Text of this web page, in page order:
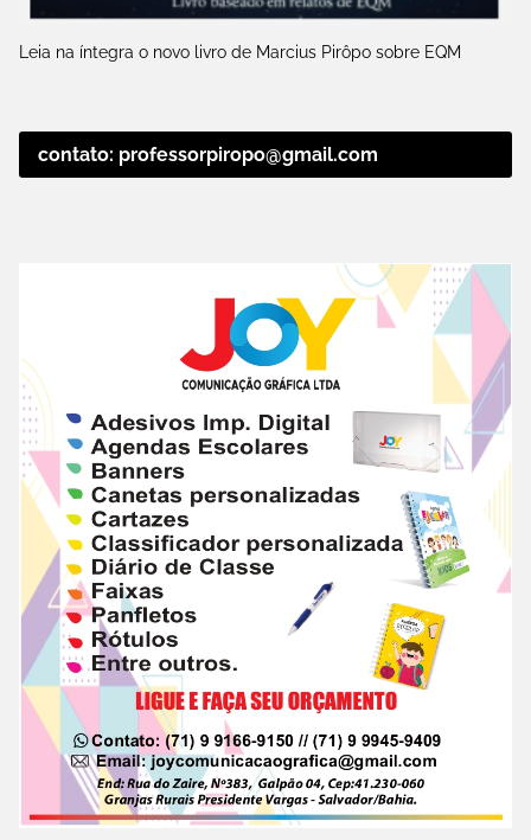
Leia na íntegra o novo livro de Marcius Pirôpo sobre EQM
contato: professorpiropo@gmail.com